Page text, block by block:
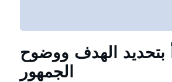
بتحديد الهدف ووضوح
الجمهور